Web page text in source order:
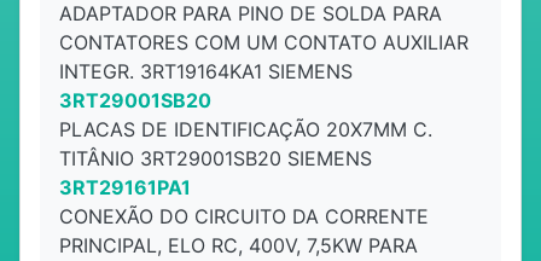
ADAPTADOR PARA PINO DE SOLDA PARA
CONTATORES COM UM CONTATO AUXILIAR
INTEGR. 3RT19164KA1 SIEMENS
3RT29001SB20
PLACAS DE IDENTIFICAÇÃO 20X7MM C.
TITÂNIO 3RT29001SB20 SIEMENS
3RT29161PA1
CONEXÃO DO CIRCUITO DA CORRENTE
PRINCIPAL, ELO RC, 400V, 7,5KW PARA